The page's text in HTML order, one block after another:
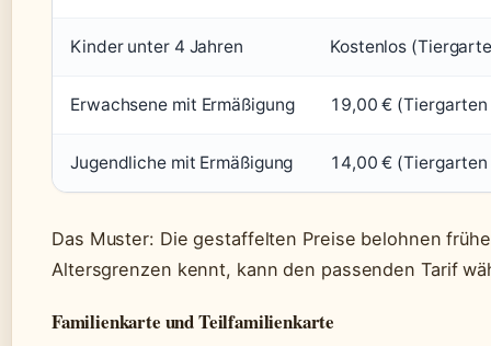
Kinder unter 4 Jahren Kostenlos
Erwachsene mit Ermäßigung 19,00 €
Jugendliche mit Ermäßigung 14,00 €
Das Muster: Die gestaffelten Preise belohnen
Altersgrenzen kennt, kann den passenden Tarif
Familienkarte und Teilfamilienkarte